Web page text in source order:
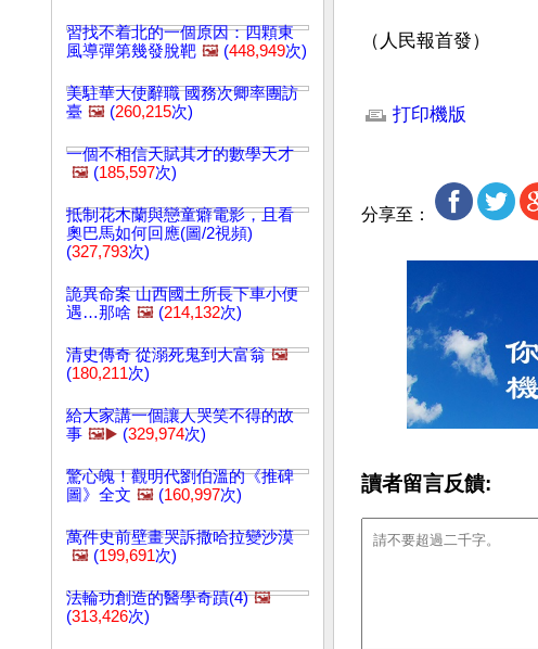
習找不着北的一個原因：四顆東
風導彈第幾發脫靶 🖼️ (448,949次)
美駐華大使辭職 國務次卿率團訪
臺 🖼️ (260,215次)
一個不相信天賦其才的數學天才
🖼️ (185,597次)
抵制花木蘭與戀童癖電影，且看
奧巴馬如何回應(圖/2視頻)
(327,793次)
詭異命案 山西國土所長下車小便
遇…那啥 🖼️ (214,132次)
清史傳奇 從溺死鬼到大富翁 🖼️
(180,211次)
給大家講一個讓人哭笑不得的故
事 🖼️▶️ (329,974次)
驚心魄！觀明代劉伯溫的《推碑
圖》全文 🖼️ (160,997次)
萬件史前壁畫哭訴撒哈拉變沙漠
🖼️ (199,691次)
法輪功創造的醫學奇蹟(4) 🖼️
(313,426次)
（人民報首發）
打印機版
分享至：
讀者留言反饋: